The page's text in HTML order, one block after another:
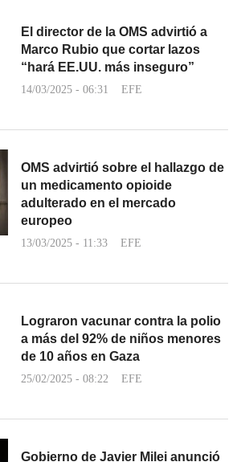
El director de la OMS advirtió a
Marco Rubio que cortar lazos
“hará EE.UU. más inseguro”
14/03/2025 - 06:31 EFE
OMS advirtió sobre el hallazgo de
un medicamento opioide
adulterado en el mercado
europeo
13/03/2025 - 11:33 EFE
Lograron vacunar contra la polio
a más del 92% de niños menores
de 10 años en Gaza
25/02/2025 - 08:22 EFE
Gobierno de Javier Milei anunció